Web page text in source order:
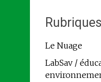
Rubriques
Le Nuage
LabSav /